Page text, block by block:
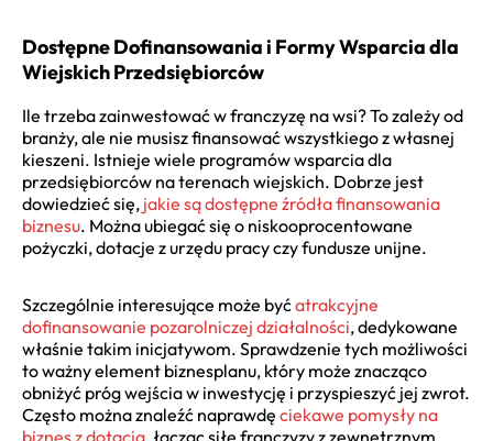
Dostępne Dofinansowania i Formy Wsparcia dla
Wiejskich Przedsiębiorców
Ile trzeba zainwestować w franczyzę na wsi? To zależy od
branży, ale nie musisz finansować wszystkiego z własnej
kieszeni. Istnieje wiele programów wsparcia dla
przedsiębiorców na terenach wiejskich. Dobrze jest
dowiedzieć się, jakie są dostępne źródła finansowania
biznesu. Można ubiegać się o niskooprocentowane
pożyczki, dotacje z urzędu pracy czy fundusze unijne.
Szczególnie interesujące może byćatrakcyjne
dofinansowanie pozarolniczej działalności, dedykowane
właśnie takim inicjatywom. Sprawdzenie tych możliwości
to ważny element biznesplanu, który może znacząco
obniżyć próg wejścia w inwestycję i przyspieszyć jej zwrot.
Często można znaleźć naprawdę ciekawe pomysły na
biznes z dotacją, łącząc siłę franczyzy z zewnętrznym